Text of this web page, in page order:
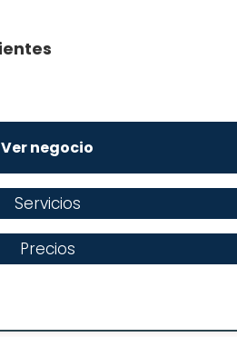
Ver negocio
Servicios
Precios